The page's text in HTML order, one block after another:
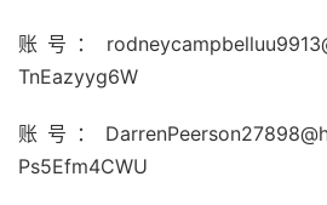
账号：
TnEazyyg6W
账号：
Ps5Efm4CWU